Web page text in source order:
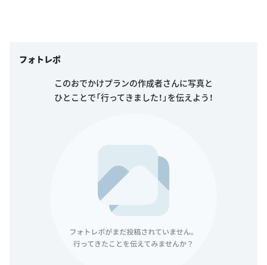
フォトレポ
このおでかけプランの作成者さんに写真と
ひとことで「行ってきました！」を伝えよう！